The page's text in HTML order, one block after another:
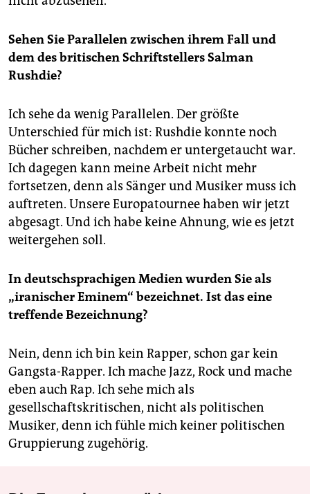
Sehen Sie Parallelen zwischen ihrem Fall und
dem des britischen Schriftstellers Salman
Rushdie?
Ich sehe da wenig Parallelen. Der größte
Unterschied für mich ist: Rushdie konnte noch
Bücher schreiben, nachdem er untergetaucht war.
Ich dagegen kann meine Arbeit nicht mehr
fortsetzen, denn als Sänger und Musiker muss ich
auftreten. Unsere Europatournee haben wir jetzt
abgesagt. Und ich habe keine Ahnung, wie es jetzt
weitergehen soll.
In deutschsprachigen Medien wurden Sie als
„iranischer Eminem“ bezeichnet. Ist das eine
treffende Bezeichnung?
Nein, denn ich bin kein Rapper, schon gar kein
Gangsta-Rapper. Ich mache Jazz, Rock und mache
eben auch Rap. Ich sehe mich als
gesellschaftskritischen, nicht als politischen
Musiker, denn ich fühle mich keiner politischen
Gruppierung zugehörig.